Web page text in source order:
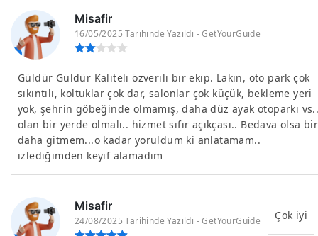
Misafir
16/05/2025 Tarihinde Yazıldı - GetYourGuide
Güldür Güldür Kaliteli özverili bir ekip. Lakin, oto park çok
sıkıntılı, koltuklar çok dar, salonlar çok küçük, bekleme yeri
yok, şehrin göbeğinde olmamış, daha düz ayak otoparkı
olan bir yerde olmalı.. hizmet sıfır açıkçası.. Bedava olsa bir
daha gitmem...o kadar yoruldum ki anlatamam..
izlediğimden keyif alamadım
Misafir
24/08/2025 Tarihinde Yazıldı - GetYourGuide Çok iyi